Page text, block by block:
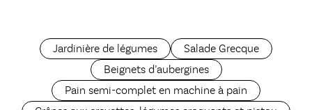
Jardinière de légumes
Salade Grecque
Beignets d’aubergines
Pain semi-complet en machine à pain